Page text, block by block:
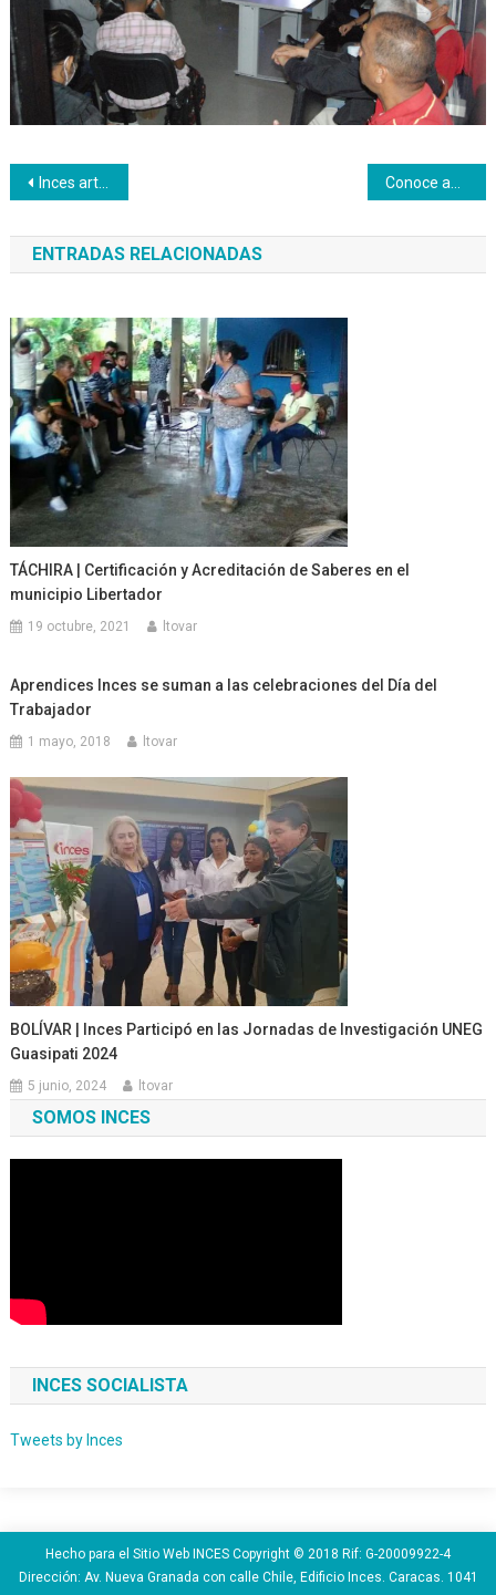
Navegación
de
entradas
Inces articula programas para la formación técnica profesional Conoce aquí parte de nuestra oferta formativa
ENTRADAS RELACIONADAS
TÁCHIRA | Certificación y Acreditación de Saberes en el
municipio Libertador
19 octubre, 2021 ltovar
Aprendices Inces se suman a las celebraciones del Día del
Trabajador
1 mayo, 2018 ltovar
BOLÍVAR | Inces Participó en las Jornadas de Investigación UNEG
Guasipati 2024
5 junio, 2024 ltovar
SOMOS INCES
INCES SOCIALISTA
Tweets by Inces
Hecho para el Sitio Web INCES Copyright © 2018 Rif: G-20009922-4
Dirección: Av. Nueva Granada con calle Chile, Edificio Inces. Caracas. 1041